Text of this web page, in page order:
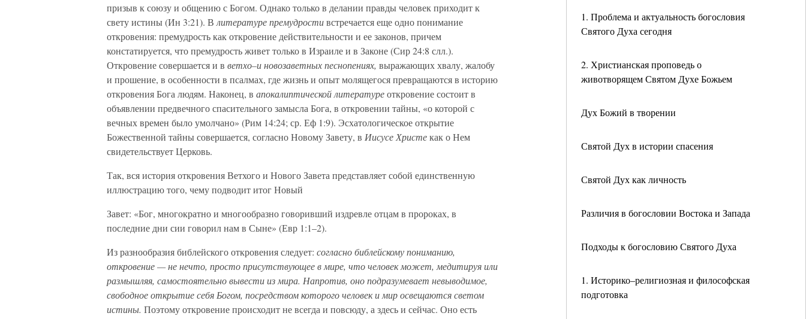
1. Проблема и актуальность богословия
Святого Духа сегодня
2. Христианская проповедь о
животворящем Святом Духе Божьем
Дух Божий в творении
Святой Дух в истории спасения
Святой Дух как личность
Различия в богословии Востока и Запада
Подходы к богословию Святого Духа
1. Историко–религиозная и философская
подготовка
призыв к союзу и общению с Богом. Однако только в делании правды человек приходит к
свету истины (Ин 3:21). В литературе премудростивстречается еще одно понимание
откровения: премудрость как откровение действительности и ее законов, причем
констатируется, что премудрость живет только в Израиле и в Законе (Сир 24:8 слл.).
Откровение совершается и в ветхо–и новозаветных песнопениях, выражающих хвалу, жалобу
и прошение, в особенности в псалмах, где жизнь и опыт молящегося превращаются в историю
откровения Бога людям. Наконец, в апокалиптической литературеоткровение состоит в
объявлении предвечного спасительного замысла Бога, в откровении тайны, «о которой с
вечных времен было умолчано» (Рим 14:24; ср. Еф 1:9). Эсхатологическое открытие
Божественной тайны совершается, согласно Новому Завету, в Иисусе Христекак о Нем
свидетельствует Церковь.
Так, вся история откровения Ветхого и Нового Завета представляет собой единственную
иллюстрацию того, чему подводит итог Новый
Завет: «Бог, многократно и многообразно говоривший издревле отцам в пророках, в
последние дни сии говорил нам в Сыне» (Евр 1:1–2).
Из разнообразия библейского откровения следует: согласно библейскому пониманию,
откровение — не нечто, просто присутствующее в мире, что человек может, медитируя или
размышляя, самостоятельно вывести из мира. Напротив, оно подразумевает невыводимое,
свободное открытие себя Богом, посредством которого человек и мир освещаются светом
истины. Поэтому откровение происходит не всегда и повсюду, а здесь и сейчас. Оно есть